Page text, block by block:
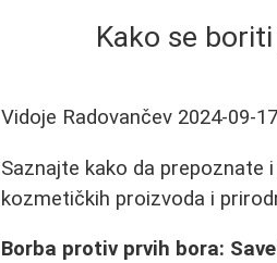
Kako se
Vidoje Radovančev 2024-09-17
Saznajte kako da prepoznate
kozmetičkih proizvoda i
Borba protiv prvih bora: